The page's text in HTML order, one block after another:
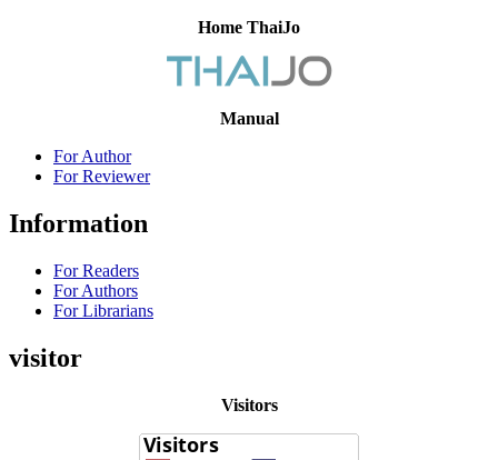
Home ThaiJo
Manual
For Author
For Reviewer
Information
For Readers
For Authors
For Librarians
visitor
Visitors